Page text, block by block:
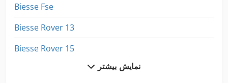
Biesse Fse
Biesse Rover 13
Biesse Rover 15
نمایش بیشتر